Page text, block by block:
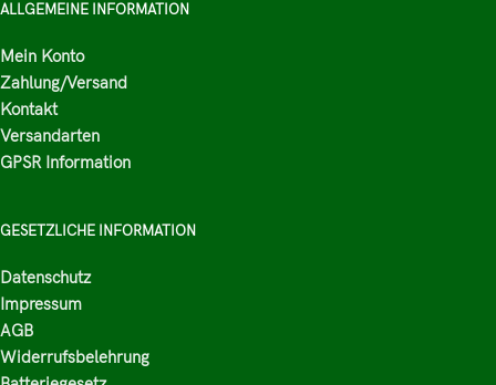
ALLGEMEINE INFORMATION
Mein Konto
Zahlung/Versand
Kontakt
Versandarten
GPSR Information
GESETZLICHE INFORMATION
Datenschutz
Impressum
AGB
Widerrufsbelehrung